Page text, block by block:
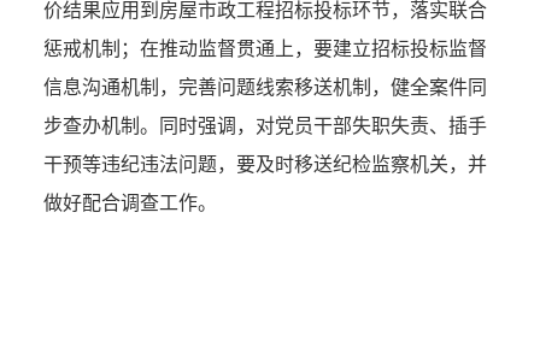
价结果应用到房屋市政工程招标投标环节，落实联合
惩戒机制 ； 在推动监督贯通上，要建立招标投标监督
信息沟通机制 ， 完善问题线索移送机制 ， 健全案件同
步查办机制。同时强调，对党员干部失职失责、插手
干预等违纪违法问题，要及时移送纪检监察机关，并
做好配合调查工作。